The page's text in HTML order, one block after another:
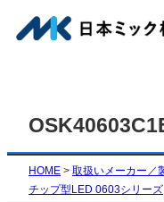
容
プ
HOME > 取扱いメーカー／
チップ型LED 0603シリーズ